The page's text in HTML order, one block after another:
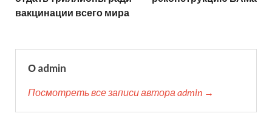
вакцинации всего мира
О admin
Посмотреть все записи автора admin →